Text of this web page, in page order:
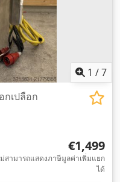
1 /7
กเปลือก
€1,499
ม่สามารถแสดงภาษีมูลค่าเพิ่มแยก
ได้